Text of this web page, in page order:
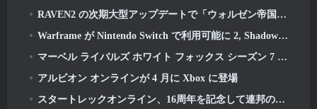
RAVEN2 の次期大型アップデートで「ウォルゼン帝国」の朽ち果てた遺跡を探索しよう
Warframe が Nintendo Switch で利用可能に 2, Shadowgrapher の発売に間に合う
マーベル ライバルズ ホワイト フォックス シーズン 7 デビュー
アルビオン オンラインが 4 月に Xbox に登場
スタートレックオンライン、16周年を記念して連邦の起源に関するミニドキュメンタリーを公開